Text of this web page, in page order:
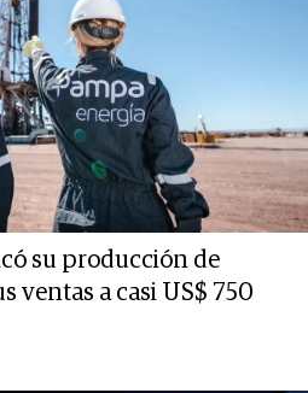
su producción de
ventas a casi US$ 750